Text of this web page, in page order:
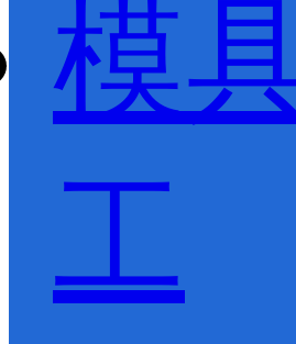
模
工